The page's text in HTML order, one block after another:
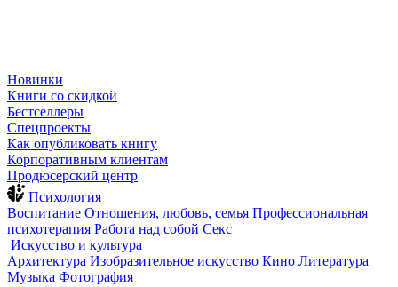
Новинки
Книги со скидкой
Бестселлеры
Спецпроекты
Как опубликовать книгу
Корпоративным клиентам
Продюсерский центр
Психология
Воспитание Отношения, любовь, семья Профессиональная
психотерапия Работа над собой Секс
Искусство и культура
Архитектура Изобразительное искусство Кино Литература
Музыка Фотография